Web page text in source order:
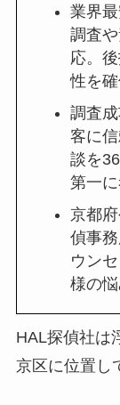
業界
調査
応。
性を確
調査
客に
談を
第一に
京都
偵事
ウン
様の
HAL探偵社は
京区に位置し